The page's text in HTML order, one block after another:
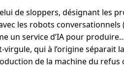
de sloppers, désignant les
les robots
un service d’IA pour
qui à l’origine séparait
de la machine du